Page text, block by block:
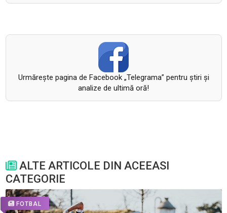
Urmăreşte pagina de Facebook „Telegrama” pentru ştiri şi
analize de ultimă oră!
ALTE ARTICOLE DIN ACEEASI
CATEGORIE
FOTBAL